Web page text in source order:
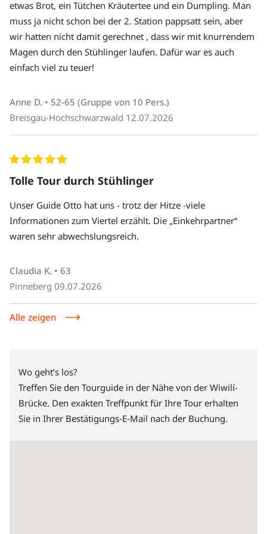
Kleidung, ggf. einen Regenschirm und bequeme
Schuhe!
Die Tour startet in der Nähe der Wiwilí-Brücke. Den
genauen Treffpunkt erhalten Sie in der
Endpunkt wird etwa 3 Tage vor Tourbeginn festgelegt
und kann auf Nachfrage gerne mitgeteilt werden.
Unsere Touren sind nicht barrierefrei. Wenn Sie Fragen
haben, rufen Sie uns an unter +49 30 220 273 10.
etwas Brot, ein Tütchen Kräutertee und ein Dumpling. Man
muss ja nicht schon bei der 2. Station pappsatt sein, aber
wir hatten nicht damit gerechnet , dass wir mit knurrendem
Magen durch den Stühlinger laufen. Dafür war es auch
einfach viel zu teuer!
Anne D. • 52-65 (Gruppe von 10 Pers.)
Breisgau-Hochschwarzwald 12.07.2026
Tolle Tour durch Stühlinger
Unser Guide Otto hat uns - trotz der Hitze -viele
Informationen zum Viertel erzählt. Die „Einkehrpartner“
waren sehr abwechslungsreich.
Claudia K. • 63
Pinneberg 09.07.2026
Alle zeigen
Wo geht’s los?
Treffen Sie den Tourguide in der Nähe von der Wiwilí-
Brücke. Den exakten Treffpunkt für Ihre Tour erhalten
Sie in Ihrer Bestätigungs-E-Mail nach der Buchung.